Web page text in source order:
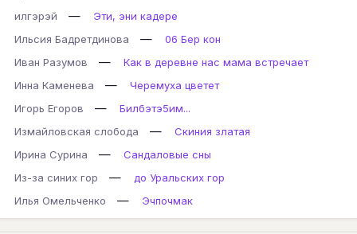
илгэрэй
—
Эти, эни кадере
Ильсия Бадретдинова
—
06 Бер кон
Иван Разумов
—
Как в деревне нас мама встречает
Инна Каменева
—
Черемуха цветет
Игорь Егоров
—
Билбэтэ5им...
Измайловская слобода
—
Скиния златая
Ирина Сурина
—
Сандаловые сны
Из-за синих гор
—
до Уральских гор
Илья Омельченко
— Эчпочмак